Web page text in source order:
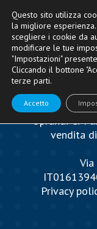
Oprandi &
vendita
Via
Privacy
Questo sito utilizza
la migliore esperienza.
scegliere i cookie da
modificare le tue
"Impostazioni"
Cliccando il bottone
terze parti.
Accetto